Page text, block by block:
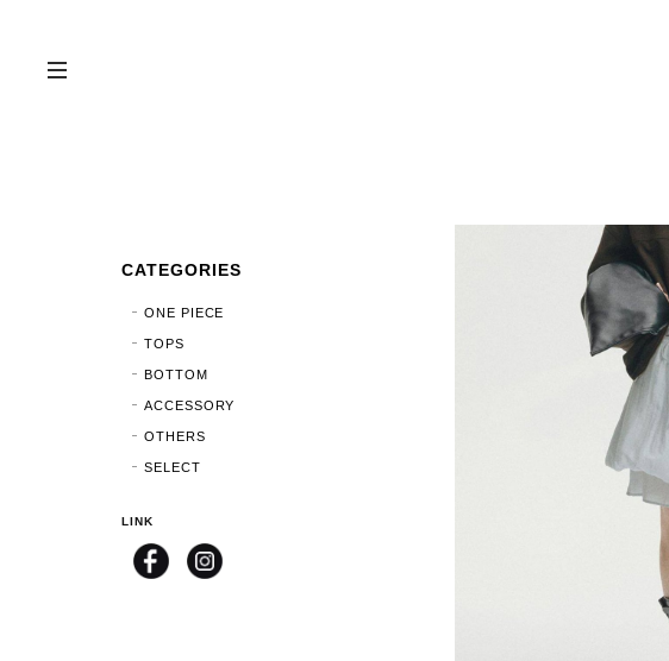
CATEGORIES
ONE PIECE
TOPS
BOTTOM
ACCESSORY
OTHERS
SELECT
LINK